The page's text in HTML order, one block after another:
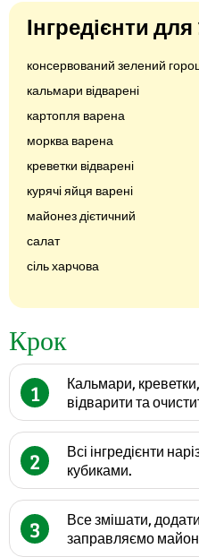
Інгредієнти
консервований зелений
кальмари відварені
картопля варена
морква варена
креветки відварені
курячі яйця варені
майонез дієтичний
салат
сіль харчова
Крок
1
Кальмари,
відварити та
2
Всі інгредієнти
кубиками.
3
Все змішати,
заправляємо